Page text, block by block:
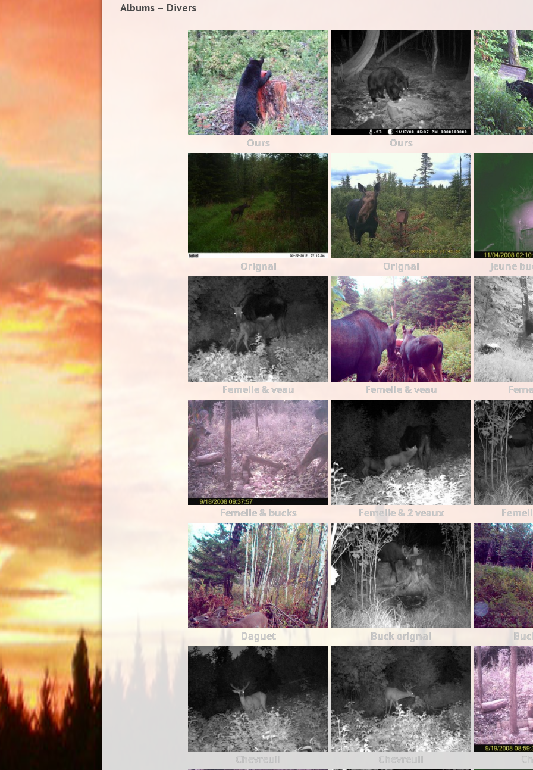
Albums – Divers
Ours Ours
Orignal Orignal Jeune
Femelle & veau Femelle & veau
Femelle & bucks Femelle & 2 veaux
Daguet Buck orignal
Chevreuil Chevreuil